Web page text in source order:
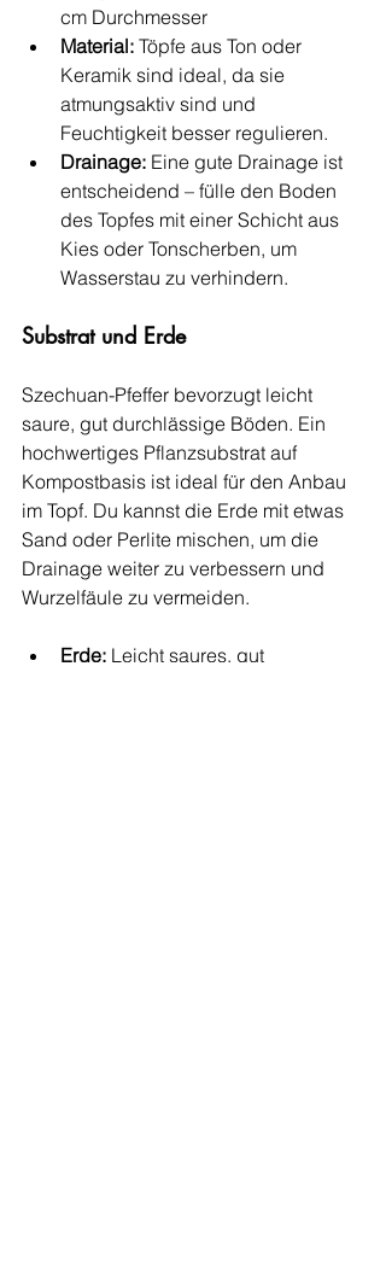
cm Durchmesser
Material: Töpfe aus Ton oder
Keramik sind ideal, da sie
atmungsaktiv sind und
Feuchtigkeit besser regulieren.
Drainage: Eine gute Drainage ist
entscheidend – fülle den Boden
des Topfes mit einer Schicht aus
Kies oder Tonscherben, um
Wasserstau zu verhindern.
Substrat und Erde
Szechuan-Pfeffer bevorzugt leicht
saure, gut durchlässige Böden. Ein
hochwertiges Pflanzsubstrat auf
Kompostbasis ist ideal für den Anbau
im Topf. Du kannst die Erde mit etwas
Sand oder Perlite mischen, um die
Drainage weiter zu verbessern und
Wurzelfäule zu vermeiden.
Erde: Leicht saures, gut